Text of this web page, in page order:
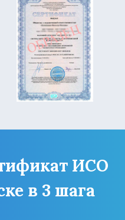
ИСО
в 3 шага